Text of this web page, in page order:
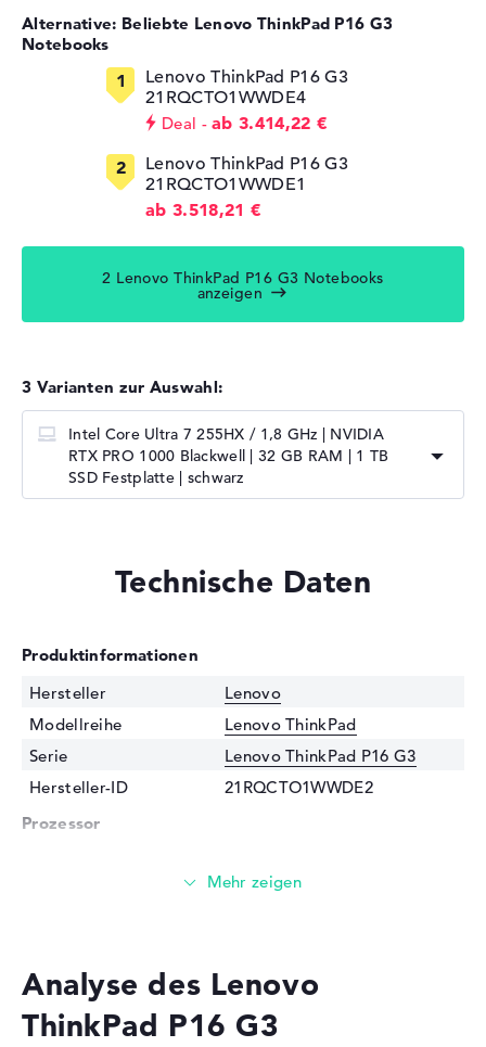
Alternative: Beliebte Lenovo ThinkPad P16 G3
Notebooks
Lenovo ThinkPad P16 G3
21RQCTO1WWDE4
Deal
ab 3.414,22 €
Lenovo ThinkPad P16 G3
21RQCTO1WWDE1
ab 3.518,21 €
2 Lenovo ThinkPad P16 G3 Notebooks
anzeigen
3 Varianten zur Auswahl:
Intel Core Ultra 7 255HX / 1,8 GHz | NVIDIA
RTX PRO 1000 Blackwell | 32 GB RAM | 1 TB
SSD Festplatte | schwarz
Technische Daten
Produktinformationen
Hersteller
Lenovo
Modellreihe
Lenovo ThinkPad
Serie
Lenovo ThinkPad P16 G3
Hersteller-ID
21RQCTO1WWDE2
Prozessor
GHz
Cache
Grafikkarte
Analyse des Lenovo
ThinkPad P16 G3